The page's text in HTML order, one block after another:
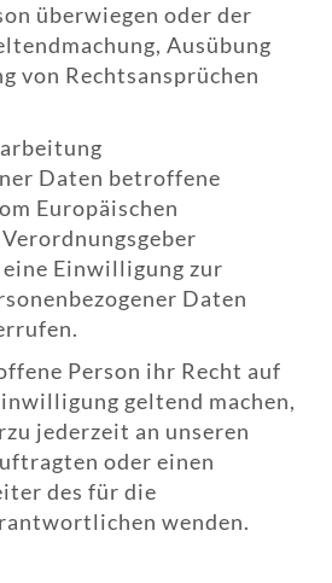
überwiegen oder der
Ausübung
von Rechtsansprüchen
Daten betroffene
Europäischen
Einwilligung zur
Daten
Person ihr Recht auf
geltend machen,
jederzeit an unseren
oder einen
des für die
wenden.